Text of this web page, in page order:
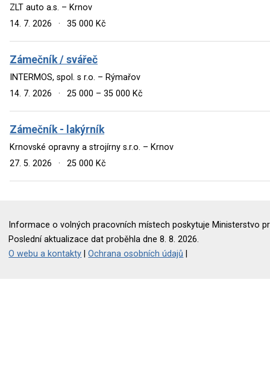
ZLT auto a.s. – Krnov
14. 7. 2026
· 35 000 Kč
Zámečník / svářeč
INTERMOS, spol. s r.o. – Rýmařov
14. 7. 2026
· 25 000 – 35 000 Kč
Zámečník - lakýrník
Krnovské opravny a strojírny s.r.o. – Krnov
27. 5. 2026
· 25 000 Kč
Informace o volných pracovních místech poskytuje Ministerstvo
Poslední aktualizace dat proběhla dne 8. 8. 2026.
O webu a kontakty |Ochrana osobních údajů